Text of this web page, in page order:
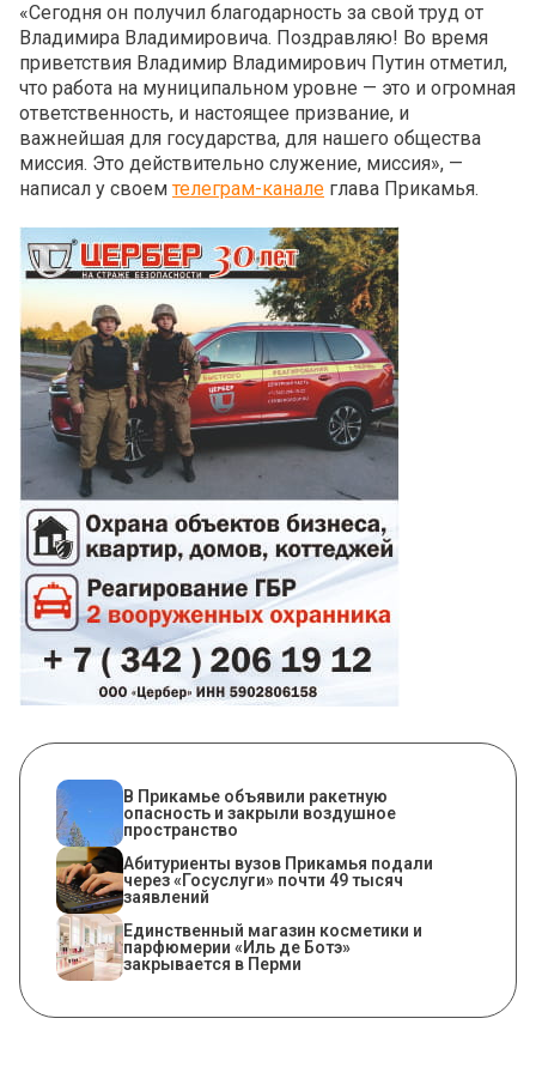
«Сегодня он получил благодарность за свой труд от
Владимира Владимировича. Поздравляю! Во время
приветствия Владимир Владимирович Путин отметил,
что работа на муниципальном уровне — это и огромная
ответственность, и настоящее призвание, и
важнейшая для государства, для нашего общества
миссия. Это действительно служение, миссия», —
написал у своем телеграм-канале глава Прикамья.
В Прикамье объявили ракетную
опасность и закрыли воздушное
пространство
Абитуриенты вузов Прикамья подали
через «Госуслуги» почти 49 тысяч
заявлений
Единственный магазин косметики и
парфюмерии «Иль де Ботэ»
закрывается в Перми